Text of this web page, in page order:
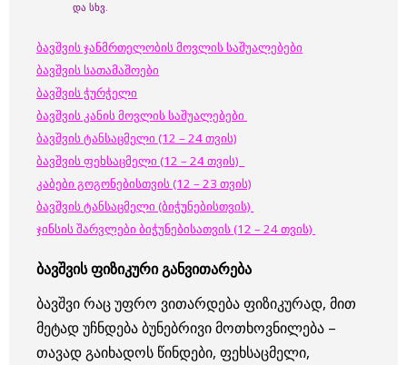
და სხვ.
ბავშვის ჯანმრთელობის მოვლის საშუალებები
ბავშვის სათამაშოები
ბავშვის ჭურჭელი
ბავშვის კანის მოვლის საშუალებები
ბავშვის ტანსაცმელი (12 – 24 თვის)
ბავშვის ფეხსაცმელი (12 – 24 თვის)
კაბები გოგონებისთვის (12 – 23 თვის)
ბავშვის ტანსაცმელი (ბიჭუნებისთვის)
ჯინსის შარვლები ბიჭუნებისათვის (12 – 24 თვის)
ბავშვის ფიზიკური განვითარება
ბავშვი რაც უფრო ვითარდება ფიზიკურად, მით
მეტად უჩნდება ბუნებრივი მოთხოვნილება –
თავად გაიხადოს წინდები, ფეხსაცმელი,